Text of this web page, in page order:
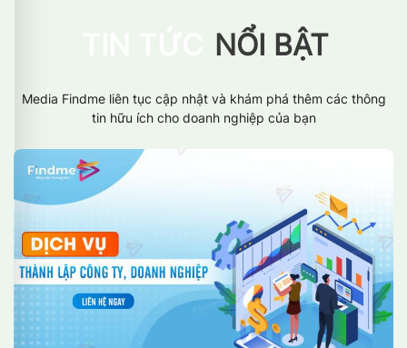
NỔI BẬT
Media Findme liên tục cập nhật và khám phá thêm các thông
tin hữu ích cho doanh nghiệp của bạn